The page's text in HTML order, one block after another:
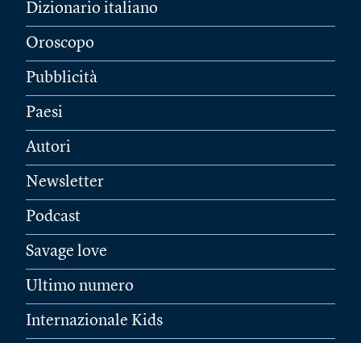
Dizionario italiano
Oroscopo
Pubblicità
Paesi
Autori
Newsletter
Podcast
Savage love
Ultimo numero
Internazionale Kids